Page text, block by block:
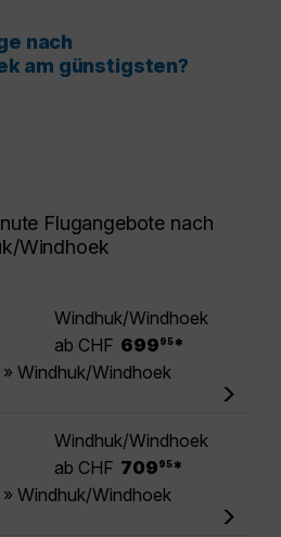
nach
am günstigsten?
Flugangebote nach
Windhoek
Windhuk/Windhoek
ab CHF 699 95 *
Windhuk/Windhoek
Windhuk/Windhoek
ab CHF 709 95 *
Windhuk/Windhoek